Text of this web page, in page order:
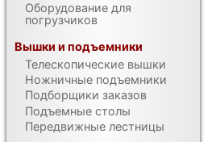
Оборудование для
погрузчиков
Вышки и подъемники
Телескопические вышки
Ножничные подъемники
Подборщики заказов
Подъемные столы
Передвижные лестницы